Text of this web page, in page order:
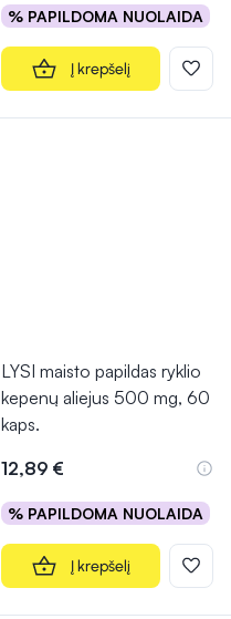
% PAPILDOMA NUOLAIDA
Į krepšelį
LYSI maisto papildas ryklio
kepenų aliejus 500 mg, 60
kaps.
12,89 €
% PAPILDOMA NUOLAIDA
Į krepšelį